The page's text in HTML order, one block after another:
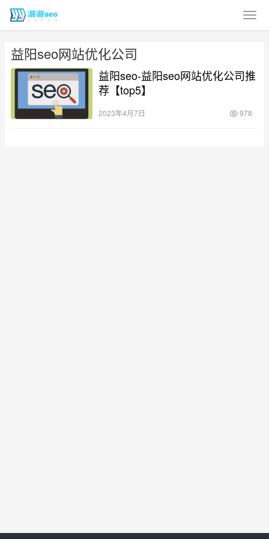
益阳seo网站优化公司
益阳seo-益阳seo网站优化公司推
荐【top5】
2023年4月7日 978